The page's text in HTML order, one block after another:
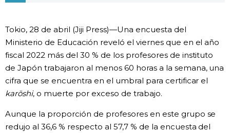
Vida
Guía de Japón
Vídeos e imágenes
En profundidad
Tokio, 28 de abril (Jiji Press)—Una encuesta del
Ministerio de Educación reveló el viernes que en el año
fiscal 2022 más del 30 % de los profesores de instituto
de Japón trabajaron al menos 60 horas a la semana, una
cifra que se encuentra en el umbral para certificar el
karōshi, o muerte por exceso de trabajo.
Aunque la proporción de profesores en este grupo se
redujo al 36,6 % respecto al 57,7 % de la encuesta del